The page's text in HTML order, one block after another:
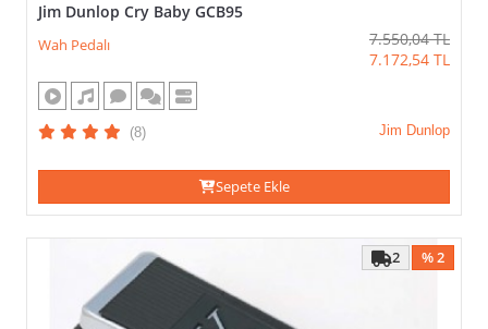
Jim Dunlop Cry Baby GCB95
Wah Pedalı 7.550,04 TL
7.172,54 TL
(8) Jim Dunlop
Sepete Ekle
% 2
2